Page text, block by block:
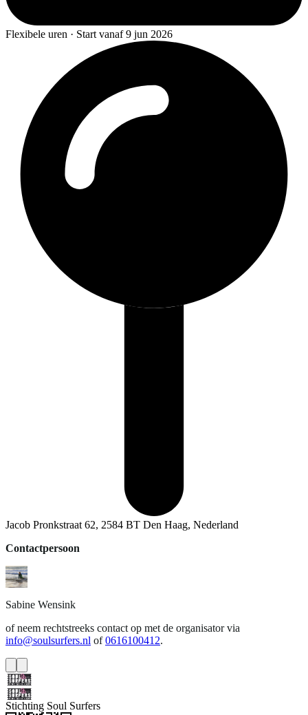
Flexibele uren · Start vanaf 9 jun 2026
Jacob Pronkstraat 62, 2584 BT Den Haag, Nederland
Contactpersoon
Sabine Wensink
of neem rechtstreeks contact op met de organisator via
info@soulsurfers.nl of 0616100412.
Stichting Soul Surfers